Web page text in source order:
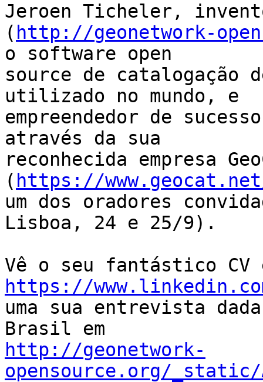
Jeroen Ticheler,
( http://geonetwork-
o software open
source de catalogação
utilizado no mundo, e
empreendedor de
através da sua
reconhecida empresa
( https://
um dos oradores
Lisboa, 24 e 25/9).
https://
uma sua entrevista
http://geonetwork-
opensource.org/_static/